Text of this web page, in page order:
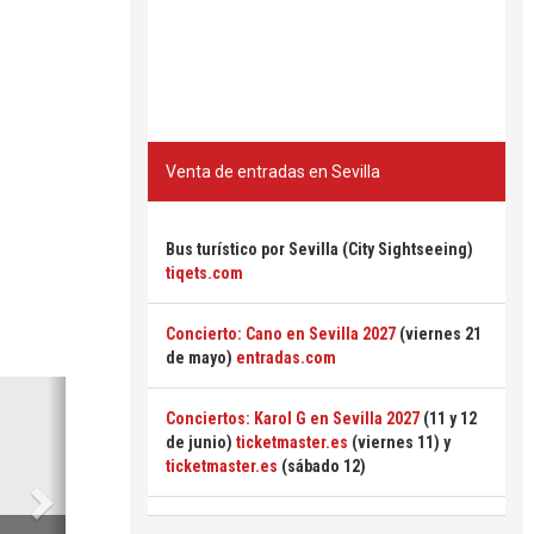
Siguiente
Venta de entradas en Sevilla
Bus turístico por Sevilla (City Sightseeing)
tiqets.com
Concierto: Cano en Sevilla 2027 (viernes 21
de mayo) entradas.com
Conciertos: Karol G en Sevilla 2027 (11 y 12
de junio) ticketmaster.es (viernes 11) y
ticketmaster.es (sábado 12)